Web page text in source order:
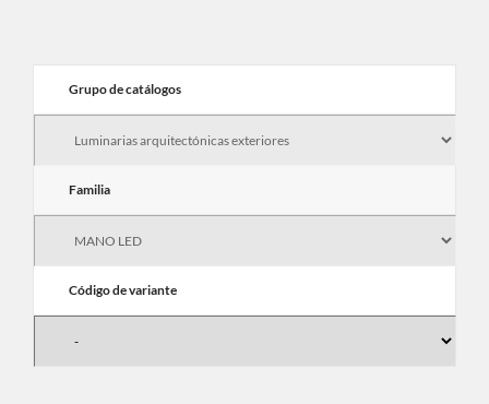
Grupo de catálogos
Familia
Código de variante